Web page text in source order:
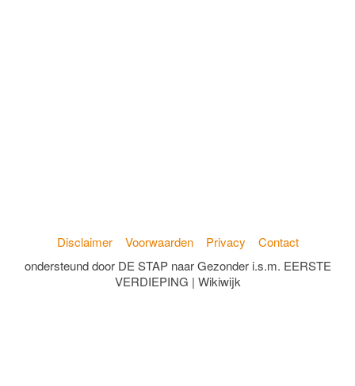
Disclaimer Voorwaarden Privacy
Contact
ondersteund door DE STAP naar Gezonder i.s.m. EERSTE
VERDIEPING | Wikiwijk